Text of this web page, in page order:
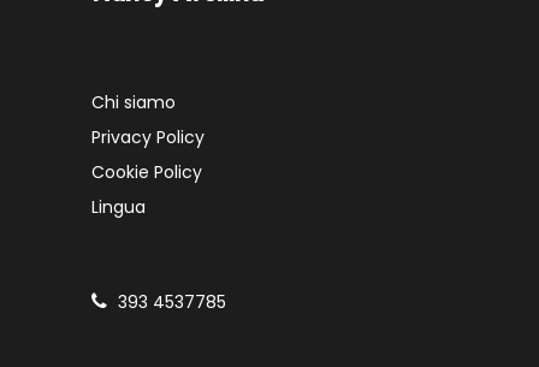
Chi siamo
Privacy Policy
Cookie Policy
Lingua
393 4537785